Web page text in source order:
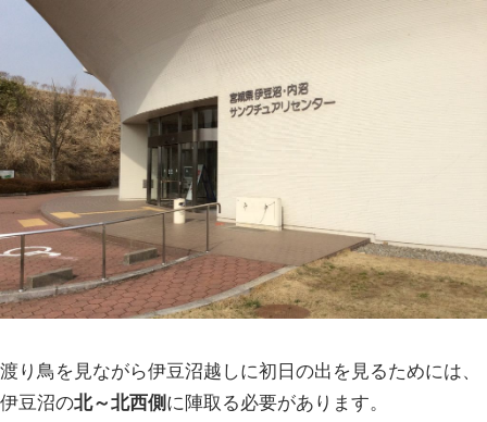
渡り鳥を見ながら伊豆沼越しに初日の出を見るためには、
伊豆沼の北～北西側 に陣取る必要があります。